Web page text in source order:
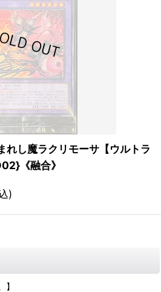
れし魔ラクリモーサ【ウルトラ
《融合》
)